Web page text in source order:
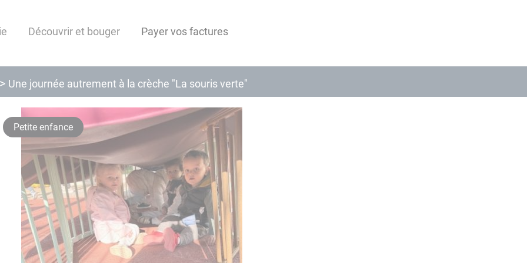
Découvrir et bouger Payer vos factures
Une journée autrement à la crèche "La souris verte"
Petite enfance